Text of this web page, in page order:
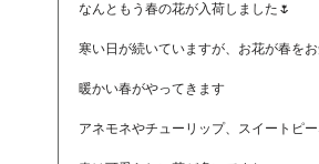
なんともう春の花が入荷しました🌷
寒い日が続いていますが、お花が春を
暖かい春がやってきます
アネモネやチューリップ、スイートピ